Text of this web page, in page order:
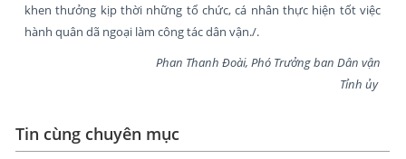
khen thưởng kịp thời những tổ chức, cá nhân thực hiện tốt việc
hành quân dã ngoại làm công tác dân vận./.
Phan Thanh Đoài, Phó Trưởng ban Dân vận
Tỉnh ủy
Tin cùng chuyên mục